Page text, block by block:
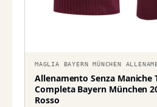
MAGLIA BAYERN MÜNCHEN
Allenamento Senza Maniche
Completa Bayern München
Rosso